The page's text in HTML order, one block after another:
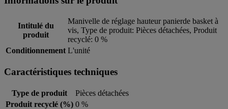
Intitulé du
produit
Manivelle de réglage hauteur panierde basket à
vis, Type de produit: Pièces détachées, Produit
recyclé: 0 %
Conditionnement L'unité
Caractéristiques techniques
Type de produit
Pièces détachées
Produit recyclé (%) 0 %